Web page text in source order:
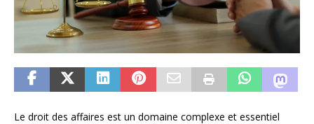
Le droit des affaires est un domaine complexe et essentiel